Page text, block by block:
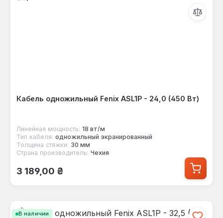
Кабель одножильный Fenix ASL1P - 24,0 (450 Вт)
Линейная мощность: 18 вт/м
Тип кабеля: одножильный экранированный
Толщина стяжки: 30 мм
Страна производитель: Чехия
Обычная цена:
3 189,00 ₴
В наличии